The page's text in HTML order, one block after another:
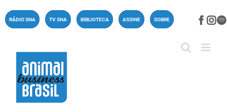
paraRÁDIO SNA TV SNA BIBLIOTECA ASSINE SOBRE